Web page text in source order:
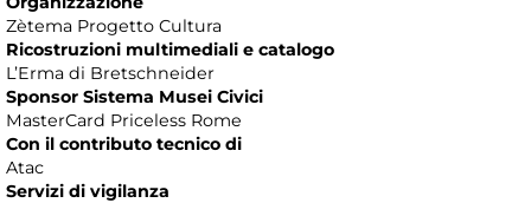
Zètema Progetto Cultura
Ricostruzioni multimediali e catalogo
L’Erma di Bretschneider
Sponsor Sistema Musei Civici
MasterCard Priceless Rome
Con il contributo tecnico di
Atac
Servizi di vigilanza